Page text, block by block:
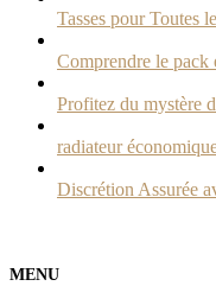
Tasses pour Toutes
Comprendre le pack
Profitez du mystère
radiateur
Discrétion Assurée
MENU